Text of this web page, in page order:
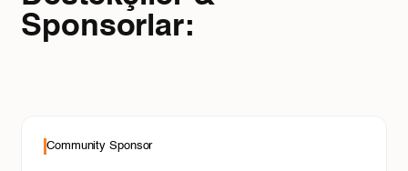
Sponsorlar:
Community Sponsor